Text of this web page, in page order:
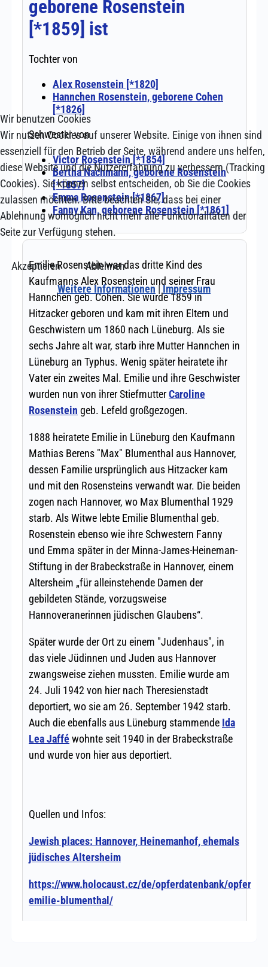
Wir benutzen Cookies
Wir nutzen Cookies auf unserer Website. Einige von ihnen sind
essenziell für den Betrieb der Seite, während andere uns helfen,
diese Website und die Nutzererfahrung zu verbessern (Tracking
Cookies). Sie können selbst entscheiden, ob Sie die Cookies
zulassen möchten. Bitte beachten Sie, dass bei einer
Ablehnung womöglich nicht mehr alle Funktionalitäten der
Seite zur Verfügung stehen.
Akzeptieren
Ablehnen
Weitere Informationen|Impressum